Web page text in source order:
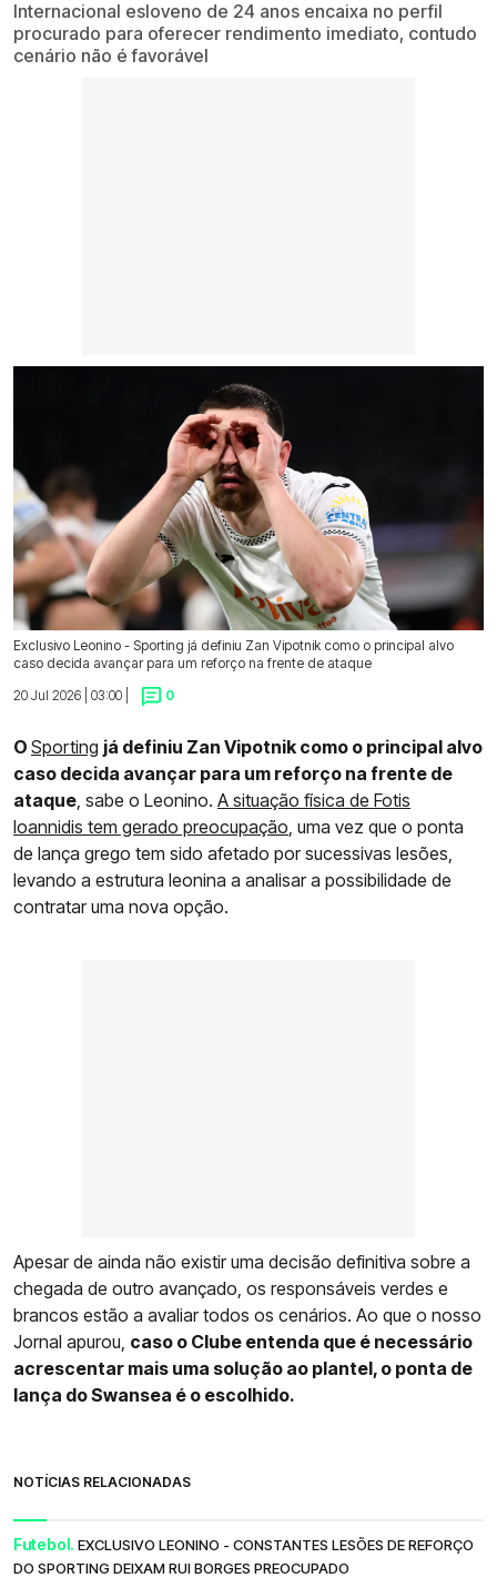
Internacional esloveno de 24 anos encaixa no perfil
procurado para oferecer rendimento imediato, contudo
cenário não é favorável
Exclusivo Leonino - Sporting já definiu Zan Vipotnik como o principal alvo
caso decida avançar para um reforço na frente de ataque
20 Jul 2026 | 03:00 |
0
O Sporting já definiu Zan Vipotnik como o principal alvo
caso decida avançar para um reforço na frente de
ataque , sabe o Leonino. A situação física de Fotis
Ioannidis tem gerado preocupação , uma vez que o ponta
de lança grego tem sido afetado por sucessivas lesões,
levando a estrutura leonina a analisar a possibilidade de
contratar uma nova opção.
Apesar de ainda não existir uma decisão definitiva sobre a
chegada de outro avançado, os responsáveis verdes e
brancos estão a avaliar todos os cenários. Ao que o nosso
Jornal apurou, caso o Clube entenda que é necessário
acrescentar mais uma solução ao plantel, o ponta de
lança do Swansea é o escolhido.
NOTÍCIAS RELACIONADAS
Futebol. EXCLUSIVO LEONINO - CONSTANTES LESÕES DE REFORÇO
DO SPORTING DEIXAM RUI BORGES PREOCUPADO